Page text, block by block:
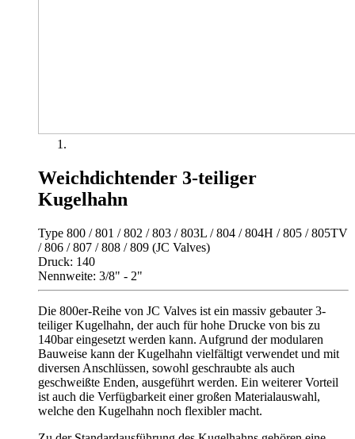
Weichdichtender 3-teiliger
Kugelhahn
Type 800 / 801 / 802 / 803 / 803L / 804 / 804H / 805 / 805TV
/ 806 / 807 / 808 / 809 (JC Valves)
Druck: 140
Nennweite: 3/8" - 2"
Die 800er-Reihe von JC Valves ist ein massiv gebauter 3-
teiliger Kugelhahn, der auch für hohe Drucke von bis zu
140bar eingesetzt werden kann. Aufgrund der modularen
Bauweise kann der Kugelhahn vielfältigt verwendet und mit
diversen Anschlüssen, sowohl geschraubte als auch
geschweißte Enden, ausgeführt werden. Ein weiterer Vorteil
ist auch die Verfügbarkeit einer großen Materialauswahl,
welche den Kugelhahn noch flexibler macht.